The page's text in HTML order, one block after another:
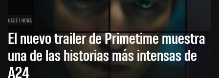
HACE 1 HORA
El nuevo trailer de Primetime muestra
una de las historias más intensas de
A24